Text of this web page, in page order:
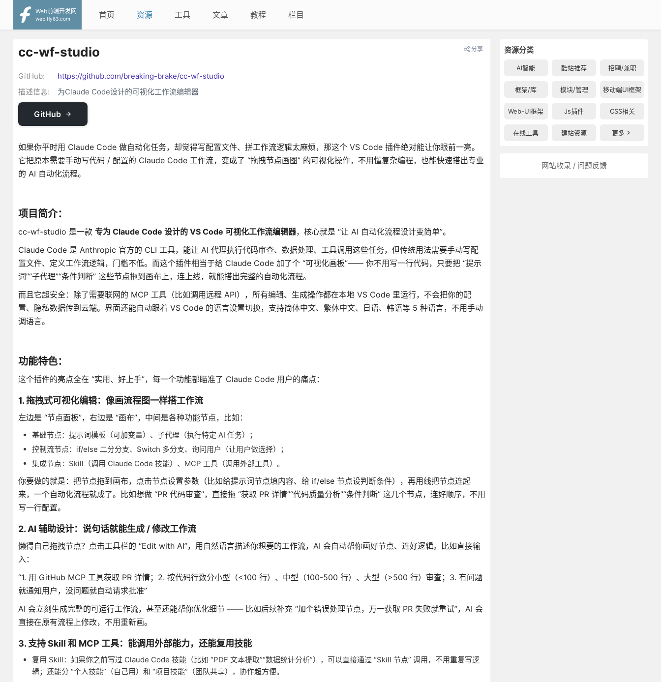
Web前端开发网
web.fly63.com
首页 资源 工具 文章 教程 栏目
资源分类
AI智能 酷站推荐 招聘/兼职
框架/库 模块/管理 移动端UI框架
Web-UI框架 Js插件 CSS相关
在线工具 建站资源 更多
网站收录 / 问题反馈
cc-wf-studio 分享
GitHub:
https://github.com/breaking-brake/cc-wf-studio
描述信息:
为Claude Code设计的可视化工作流编辑器
GitHub
如果你平时用 Claude Code 做自动化任务，却觉得写配置文件、拼工作流逻辑太麻烦，那这个 VS Code 插件绝对能让你眼前一亮。
它把原本需要手动写代码 / 配置的 Claude Code 工作流，变成了 “拖拽节点画图” 的可视化操作，不用懂复杂编程，也能快速搭出专业
的 AI 自动化流程。
项目简介：
cc-wf-studio 是一款 专为 Claude Code 设计的 VS Code 可视化工作流编辑器，核心就是 “让 AI 自动化流程设计变简单”。
Claude Code 是 Anthropic 官方的 CLI 工具，能让 AI 代理执行代码审查、数据处理、工具调用这些任务，但传统用法需要手动写配
置文件、定义工作流逻辑，门槛不低。而这个插件相当于给 Claude Code 加了个 “可视化画板”—— 你不用写一行代码，只要把 “提示
词”“子代理”“条件判断” 这些节点拖到画布上，连上线，就能搭出完整的自动化流程。
而且它超安全：除了需要联网的 MCP 工具（比如调用远程 API），所有编辑、生成操作都在本地 VS Code 里运行，不会把你的配
置、隐私数据传到云端。界面还能自动跟着 VS Code 的语言设置切换，支持简体中文、繁体中文、日语、韩语等 5 种语言，不用手动
调语言。
功能特色：
这个插件的亮点全在 “实用、好上手”，每一个功能都瞄准了 Claude Code 用户的痛点：
1. 拖拽式可视化编辑：像画流程图一样搭工作流
左边是 “节点面板”，右边是 “画布”，中间是各种功能节点，比如：
基础节点：提示词模板（可加变量）、子代理（执行特定 AI 任务）；
控制流节点：if/else 二分分支、Switch 多分支、询问用户（让用户做选择）；
集成节点：Skill（调用 Claude Code 技能）、MCP 工具（调用外部工具）。
你要做的就是：把节点拖到画布，点击节点设置参数（比如给提示词节点填内容、给 if/else 节点设判断条件），再用线把节点连起
来，一个自动化流程就成了。比如想做 “PR 代码审查”，直接拖 “获取 PR 详情”“代码质量分析”“条件判断” 这几个节点，连好顺序，不用
写一行配置。
2. AI 辅助设计：说句话就能生成 / 修改工作流
懒得自己拖拽节点？点击工具栏的 “Edit with AI”，用自然语言描述你想要的工作流，AI 会自动帮你画好节点、连好逻辑。比如直接输
入：
“1. 用 GitHub MCP 工具获取 PR 详情；2. 按代码行数分小型（<100 行）、中型（100-500 行）、大型（>500 行）审查；3. 有问题
就通知用户，没问题就自动请求批准”
AI 会立刻生成完整的可运行工作流，甚至还能帮你优化细节 —— 比如后续补充 “加个错误处理节点，万一获取 PR 失败就重试”，AI 会
直接在原有流程上修改，不用重新画。
3. 支持 Skill 和 MCP 工具：能调用外部能力，还能复用技能
复用 Skill：如果你之前写过 Claude Code 技能（比如 “PDF 文本提取”“数据统计分析”），可以直接通过 “Skill 节点” 调用，不用重复写逻
辑；还能分 “个人技能”（自己用）和 “项目技能”（团队共享），协作超方便。